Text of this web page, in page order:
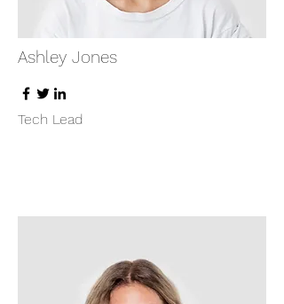
Ashley Jones
Tech Lead